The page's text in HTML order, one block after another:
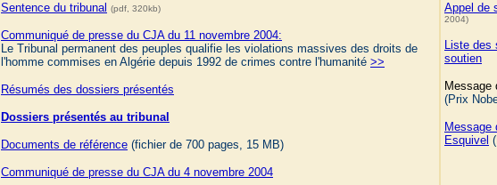
Sentence du tribunal (pdf, 320kb)
Communiqué de presse du CJA du 11 novembre 2004:
Le Tribunal permanent des peuples qualifie les violations massives des droits de
l'homme commises en Algérie depuis 1992 de crimes contre l'humanité >>
Résumés des dossiers présentés
Dossiers présentés au tribunal
Documents de référence (fichier de 700 pages, 15 MB)
Communiqué de presse du CJA du 4 novembre 2004
Appel de
2004)
Liste des
soutien
Message
(Prix
Message
Esquivel